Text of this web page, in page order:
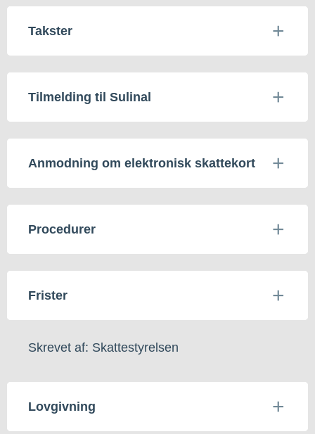
Takster
Tilmelding til Sulinal
Anmodning om elektronisk skattekort
Procedurer
Frister
Skrevet af: Skattestyrelsen
Lovgivning